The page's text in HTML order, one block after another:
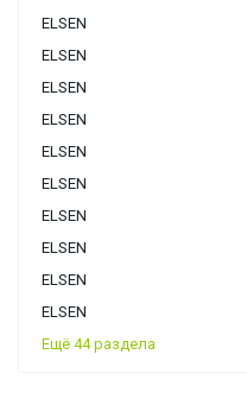
ELSEN
ELSEN
ELSEN
ELSEN
ELSEN
ELSEN
ELSEN
ELSEN
ELSEN
ELSEN
Ещё 44 раздела